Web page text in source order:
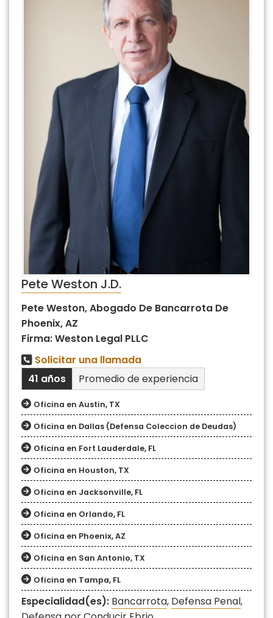
Pete Weston J.D.
Pete Weston, Abogado De Bancarrota De
Phoenix, AZ
Firma: Weston Legal PLLC
Solicitar una llamada
41 años
Promedio de experiencia
Oficina en Austin, TX
Oficina en Dallas (Defensa Coleccion de Deudas)
Oficina en Fort Lauderdale, FL
Oficina en Houston, TX
Oficina en Jacksonville, FL
Oficina en Orlando, FL
Oficina en Phoenix, AZ
Oficina en San Antonio, TX
Oficina en Tampa, FL
Especialidad(es): Bancarrota, Defensa Penal,